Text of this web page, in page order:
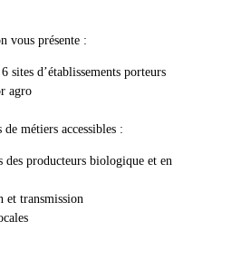
vous présente :
sites d’établissements porteurs
agro
métiers accessibles :
producteurs biologique et en
et transmission